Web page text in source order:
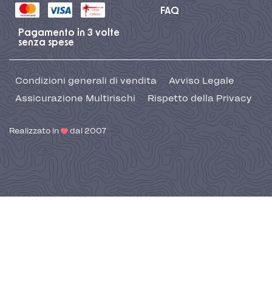
FAQ
Pagamento in 3 volte
senza spese
Condizioni generali di vendita
Avviso Legale
Assicurazione Multirischi
Rispetto della Privacy
Realizzato in dal 2007